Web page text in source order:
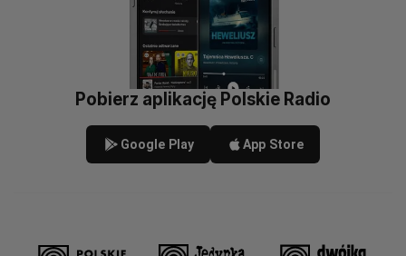
Pobierz aplikację Polskie Radio
Google Play App Store